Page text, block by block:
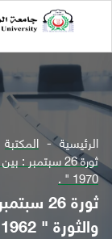
الرئيسية المكتبة
1970 " .
ثورة
والثورة " 1962 - 1970 " .